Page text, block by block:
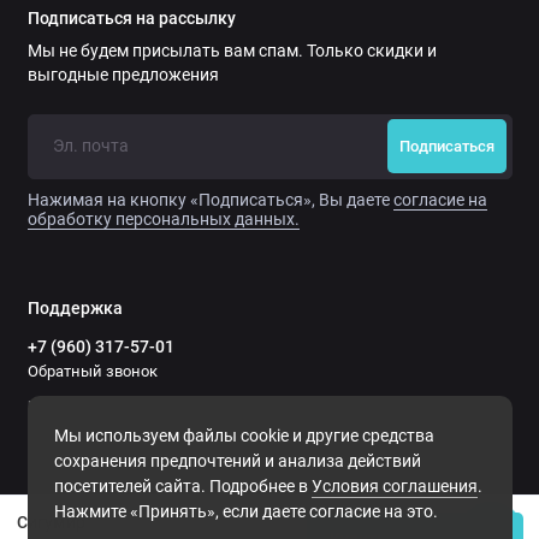
Сигумир
препарата не показали побочных реакций, но пациентам с
личной непереносимостью отдельных составляющих
препарата перед приемом необходимо
Может быть использован в комплексном применении в
Противопоказания:
При беременности и грудном вскармливании применять
Препарат не имеет побочных эффектов и не вызывает
зависимости. Применяется в качестве дополнительного
источника пептидов.
Состав
Мы используем файлы cookie и другие средства
сохранения предпочтений и анализа действий
посетителей сайта. Подробнее вУсловия соглашения.
Нажмите «Принять», если даете согласие на это.
Подписаться на рассылку
Мы не будем присылать вам спам. Только скидки и
выгодные предложения
Подписаться
Нажимая на кнопку «Подписаться», Вы даетесогласие на
обработку персональных данных.
Поддержка
+7 (960) 317-57-01
Обратный звонок
пн–пт — 11:00–19:00